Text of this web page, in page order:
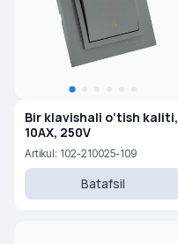
Bir klavishali o‘tish kaliti,
10AX, 250V
Artikul: 102-210025-109
Batafsil